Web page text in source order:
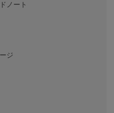
ノート
ジ